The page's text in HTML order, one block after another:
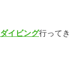
イビング行ってき